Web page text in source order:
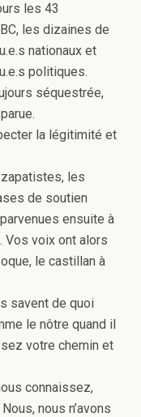
les 43
les dizaines de
nationaux et
politiques.
séquestrée,
la légitimité et
les
de soutien
ensuite à
Vos voix ont alors
le castillan à
savent de quoi
le nôtre quand il
votre chemin et
connaissez,
nous n’avons